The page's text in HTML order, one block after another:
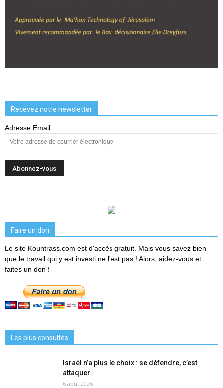
Recevez notre newsletter
Adresse Email
Faire un don
Le site Kountrass.com est d'accès gratuit. Mais vous savez bien
que le travail qui y est investi ne l'est pas ! Alors, aidez-vous et
faites un don !
Les plus consultés
Israël n’a plus le choix : se défendre, c’est
attaquer
6 août 2026